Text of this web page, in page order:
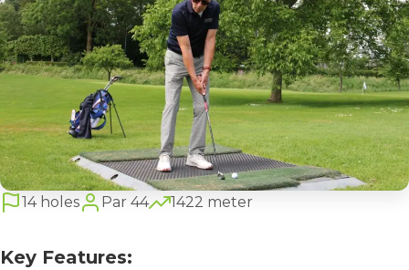
14 holes Par 44 1422 meter
Key Features: